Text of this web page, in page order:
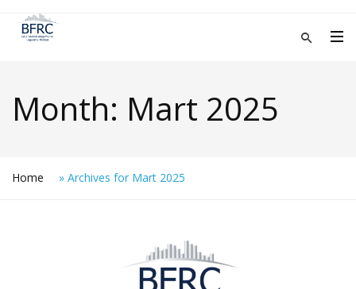
Month: Mart 2025
Home » Archives for Mart 2025